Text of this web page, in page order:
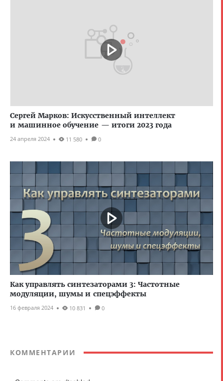
Сергей Марков: Искусственный интеллект
и машинное обучение — итоги 2023 года
24 апреля 2024 11 580 0
Как управлять синтезаторами 3: Частотные
модуляции, шумы и спецэффекты
16 февраля 2024 10 831 0
КОММЕНТАРИИ